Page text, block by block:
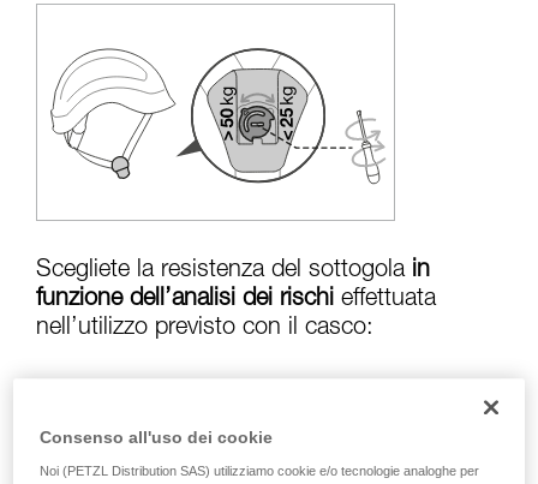
informazioni dell’istruzione tecnica per poter
capire queste ulteriori informazioni.
La padronanza di queste tecniche richiede una
formazione ed un addestramento specifico.
Verificate con un professionista la vostra
capacità di rifare la manovra, da soli, in piena
vengono qui descritte.
Scegliete la resistenza del sottogola in
funzione dell’analisi dei rischi effettuata
nell’utilizzo previsto con il casco:
Rischio di perdita in caso di caduta:
50 kg
Consenso all'uso dei cookie
Noi (PETZL Distribution SAS) utilizziamo cookie e/o tecnologie analoghe per